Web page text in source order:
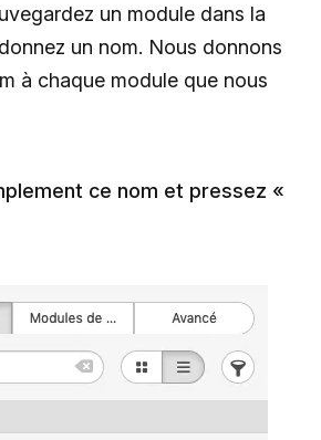
un module dans la
un nom. Nous donnons
à chaque module que nous
ce nom et pressez «